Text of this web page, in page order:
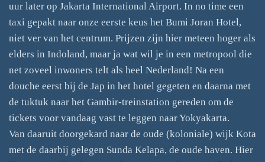
uur later op Jakarta International Airport. In no time een
taxi gepakt naar onze eerste keus het Bumi Joran Hotel,
niet ver van het centrum. Prijzen zijn hier meteen hoger als
elders in Indoland, maar ja wat wil je in een metropool die
net zoveel inwoners telt als heel Nederland! Na een
douche eerst bij de Jap in het hotel gegeten en daarna met
de tuktuk naar het Gambir-treinstation gereden om de
tickets voor vandaag vast te leggen naar Yokyakarta.
Van daaruit doorgekard naar de oude (koloniale) wijk Kota
met de daarbij gelegen Sunda Kelapa, de oude haven. Hier